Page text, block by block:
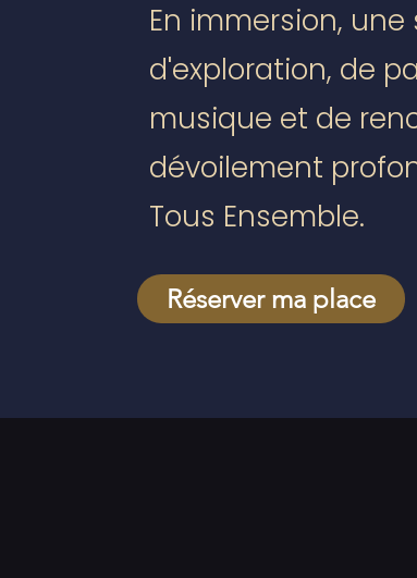
En immersion,
d'exploration, de
musique et de
dévoilement
Tous Ensemble.
Réserver ma place